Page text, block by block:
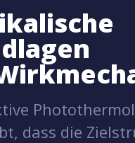
dass die